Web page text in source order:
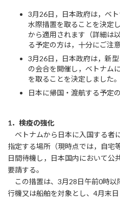
時
:
3月26日，日本政府は，ベ
水際措置を取ることを決定
から適用されます（詳細は
る予定の方は，十分にご注
3月26日，日本政府は，新
の会合を開催し，ベトナム
を取ることを決定しました。
日本に帰国・渡航する予定
1．検疫の強化
ベトナムから日本に入国する者
指定する場所（現時点では，自宅
日間待機し，日本国内において公
要請する。
この措置は、3月28日午前0時以
行機又は船舶を対象とし、4月末